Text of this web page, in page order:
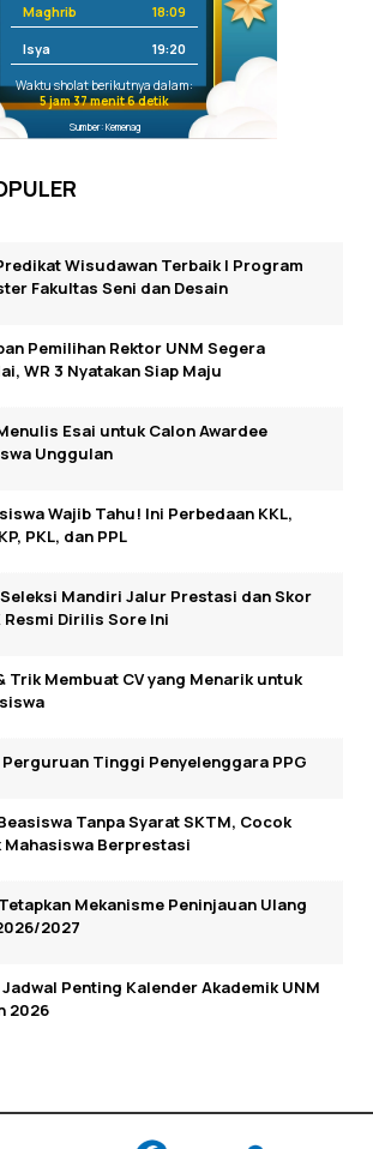
Maghrib 18:09
Isya 19:20
Waktu sholat berikutnya dalam:
5 jam 37 menit 6 detik
Sumber: Kemenag
Wisudawan Terbaik I Program
Fakultas Seni dan Desain
Pemilihan Rektor UNM Segera
WR 3 Nyatakan Siap Maju
Esai untuk Calon Awardee
Unggulan
Wajib Tahu! Ini Perbedaan KKL,
PKL, dan PPL
Mandiri Jalur Prestasi dan Skor
Resmi Dirilis Sore Ini
Trik Membuat CV yang Menarik untuk
Perguruan Tinggi Penyelenggara PPG
Tanpa Syarat SKTM, Cocok
Mahasiswa Berprestasi
Mekanisme Peninjauan Ulang
2027
Penting Kalender Akademik UNM
2026